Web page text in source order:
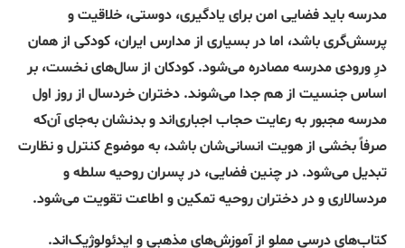
مدرسه باید فضایی امن برای یادگیری، دوستی، خلاقیت و
پرسش‌گری باشد، اما در بسیاری از مدارس ایران، کودکی از همان
درِ ورودی مدرسه مصادره می‌شود. کودکان از سال‌های نخست، بر
اساس جنسیت از هم جدا می‌شوند. دختران خردسال از روز اول
مدرسه مجبور به رعایت حجاب اجباری‌اند و بدنشان به‌جای آن‌که
صرفاً بخشی از هویت انسانی‌شان باشد، به موضوع کنترل و نظارت
تبدیل می‌شود. در چنین فضایی، در پسران روحیه سلطه و
مردسالاری و در دختران روحیه تمکین و اطاعت تقویت می‌شود.
کتاب‌های درسی مملو از آموزش‌های مذهبی و ایدئولوژیک‌اند.